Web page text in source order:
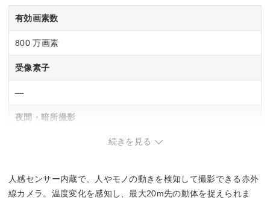
有効画素数
800 万画素
受像素子
―
夜間・暗所撮影
IP54
続きを見る
人感センサー内蔵で、人やモノの動きを検知して撮影できる赤外
線カメラ。温度変化を感知し、最大20m先の動体を捉えられま